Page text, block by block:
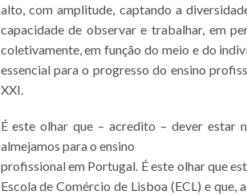
alto, com amplitude, captando a
capacidade de observar e trabalhar, em
coletivamente, em função do meio e do
essencial para o progresso do ensino
XXI.
É este olhar que – acredito – dever estar
almejamos para o ensino
profissional em Portugal. É este olhar que
Escola de Comércio de Lisboa (ECL) e que,